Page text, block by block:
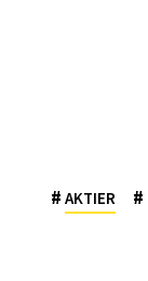
# AKTIER #